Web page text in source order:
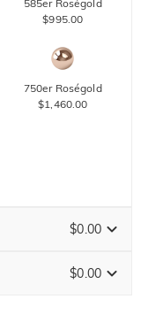
585er Roségold
$995.00
750er Roségold
$1,460.00
$0.00
Größentabelle
$0.00